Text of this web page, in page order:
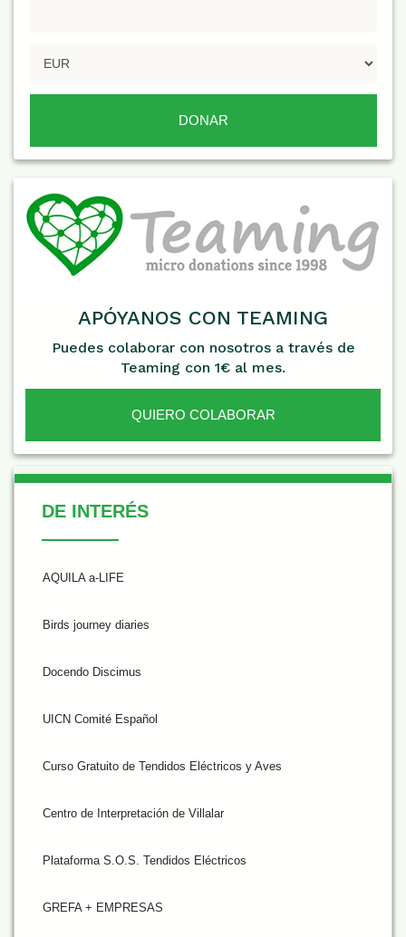
APÓYANOS CON TEAMING
Puedes colaborar con nosotros a través de
Teaming con 1€ al mes.
QUIERO COLABORAR
De Interés
DE INTERÉS
AQUILA a-LIFE
Birds journey diaries
Docendo Discimus
UICN Comité Español
Curso Gratuito de Tendidos Eléctricos y Aves
Centro de Interpretación de Villalar
Plataforma S.O.S. Tendidos Eléctricos
GREFA + EMPRESAS